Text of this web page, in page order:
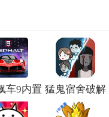
车9内置
最新版
猛鬼宿舍破解
版下载无限金